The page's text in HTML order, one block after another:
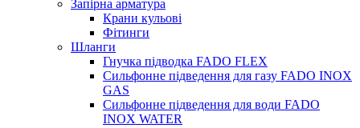
Запірна арматура
Крани кульові
Фітинги
Шланги
Гнучка підводка FADO FLEX
Сильфонне підведення для газу FADO INOX
GAS
Сильфонне підведення для води FADO
INOX WATER